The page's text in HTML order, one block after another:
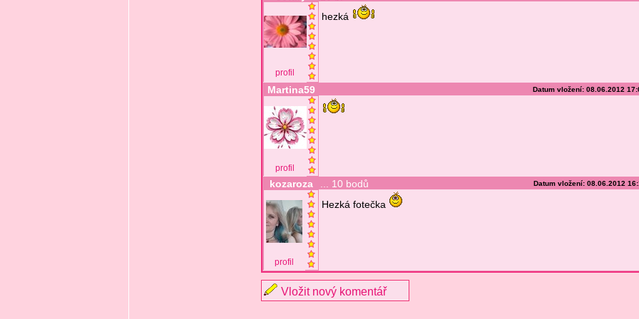
profil
hezká
Martina59 Datum vložení: 08.06.2012
profil
kozaroza ... 10 bodů Datum vložení: 08.06.2012
profil
Hezká fotečka
Vložit nový komentář